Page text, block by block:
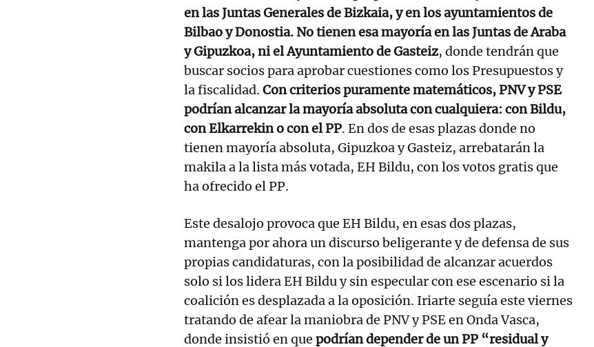
en las Juntas Generales de Bizkaia, y en los ayuntamientos de
Bilbao y Donostia. No tienen esa mayoría en las Juntas de Araba
y Gipuzkoa, ni el Ayuntamiento de Gasteiz, donde tendrán que
buscar socios para aprobar cuestiones como los Presupuestos y
la fiscalidad. Con criterios puramente matemáticos, PNV y PSE
podrían alcanzar la mayoría absoluta con cualquiera: con Bildu,
con Elkarrekin o con el PP. En dos de esas plazas donde no
tienen mayoría absoluta, Gipuzkoa y Gasteiz, arrebatarán la
makila a la lista más votada, EH Bildu, con los votos gratis que
ha ofrecido el PP.
Este desalojo provoca que EH Bildu, en esas dos plazas,
mantenga por ahora un discurso beligerante y de defensa de sus
propias candidaturas, con la posibilidad de alcanzar acuerdos
solo si los lidera EH Bildu y sin especular con ese escenario si la
coalición es desplazada a la oposición. Iriarte seguía este viernes
tratando de afear la maniobra de PNV y PSE en Onda Vasca,
donde insistió en que podrían depender de un PP “residual y